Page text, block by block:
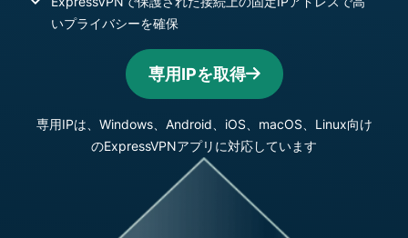
いプライバシーを確保
専用IPを取得
専用IPは、Windows、Android、iOS、macOS、Linux向け
のExpressVPNアプリに対応しています